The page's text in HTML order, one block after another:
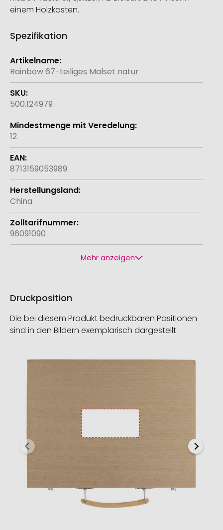
einem Holzkasten.
Spezifikation
Weitere
Informationen
Rainbow 67-teiliges Malset natur
500.124979
12
8713159053989
China
96091090
Mehr anzeigen
Druckposition
Die bei diesem Produkt bedruckbaren Positionen
sind in den Bildern exemplarisch dargestellt.